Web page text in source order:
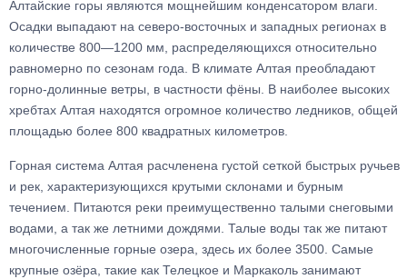
Алтайские горы являются мощнейшим конденсатором влаги.
Осадки выпадают на северо-восточных и западных регионах в
количестве 800—1200 мм, распределяющихся относительно
равномерно по сезонам года. В климате Алтая преобладают
горно-долинные ветры, в частности фёны. В наиболее высоких
хребтах Алтая находятся огромное количество ледников, общей
площадью более 800 квадратных километров.
Горная система Алтая расчленена густой сеткой быстрых ручьев
и рек, характеризующихся крутыми склонами и бурным
течением. Питаются реки преимущественно талыми снеговыми
водами, а так же летними дождями. Талые воды так же питают
многочисленные горные озера, здесь их более 3500. Самые
крупные озёра, такие как Телецкое и Маркаколь занимают